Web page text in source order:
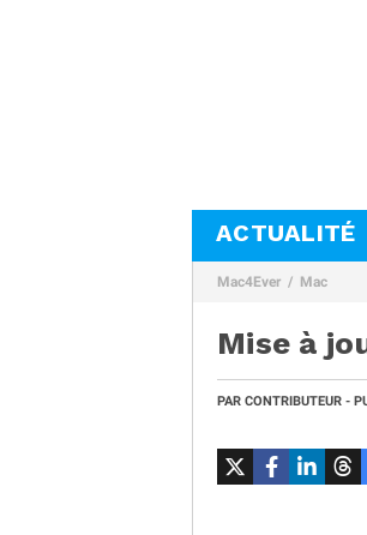
ACTUALITÉ
Mac4Ever Mac
Mise à
PAR CONTRIBUTEUR -